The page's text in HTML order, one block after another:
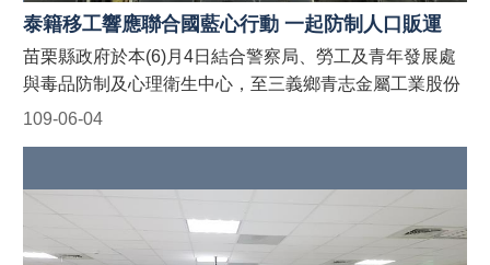
處：受理以外籍漁工、其聘僱單位及仲介公司職員為宣導
對象之申請。聯絡電話：037-559763。 #苗栗縣政府外籍
移工宣導團 #我們都是異鄉人 #防制人口販運藍心行動
BlueHeartCampaign #苗栗縣政府防制人口販運
網 https://reurl.cc/9E9GAn #LINE官方帳號貓裏捍衛藍心
泰籍移工響應聯合國藍心行動 一起防制人口販運
109-06-04
苗栗縣政府於本(6)月4日結合警察局、勞工及青年發展處
與毒品防制及心理衛生中心，至三義鄉青志金屬工業股份
有限公司宣導「聯合國藍心行動」、人口販運案件檢舉專
即是防制人口販運的心。藍心行動的目標為喚起全球各地
的防制人口販運意識，並動員國際組織、政府、民間社團
或私人機構的資源，一起防制人口販運的發生！ 【人口販